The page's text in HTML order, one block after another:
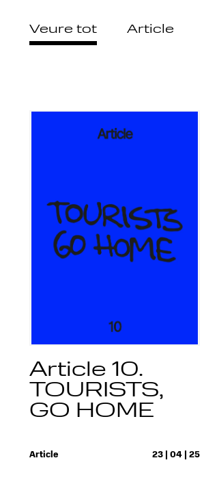
Veure tot Article
Article 10.
TOURISTS,
GO HOME
Article 23 | 04 | 25